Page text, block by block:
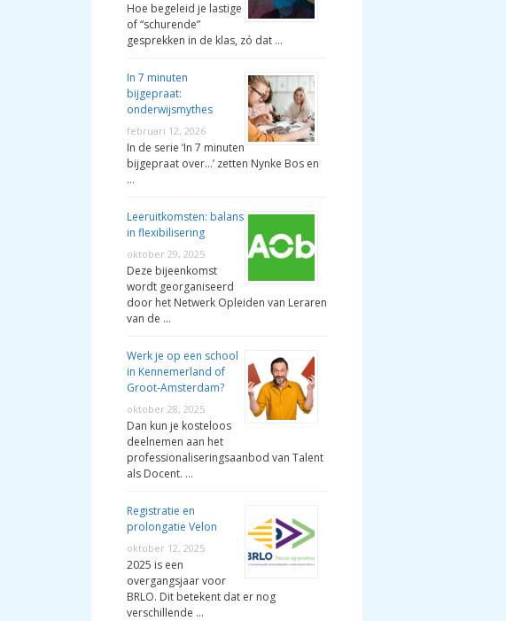
Hoe begeleid je lastige
of “schurende”
gesprekken in de klas, zó dat …
In 7 minuten
bijgepraat:
onderwijsmythes
februari 12, 2026
In de serie ‘In 7 minuten
bijgepraat over…’ zetten Nynke Bos en
…
Leeruitkomsten: balans
in flexibilisering
oktober 29, 2025
Deze bijeenkomst
wordt georganiseerd
door het Netwerk Opleiden van Leraren
van de …
Werk je op een school
in Kennemerland of
Groot-Amsterdam?
oktober 28, 2025
Dan kun je kosteloos
deelnemen aan het
professionaliseringsaanbod van Talent
als Docent. …
Registratie en
prolongatie Velon
oktober 12, 2025
2025 is een
overgangsjaar voor
BRLO. Dit betekent dat er nog
verschillende …